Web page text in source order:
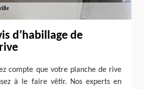
d’habillage de
compte que votre planche de rive
à le faire vêtir. Nos experts en